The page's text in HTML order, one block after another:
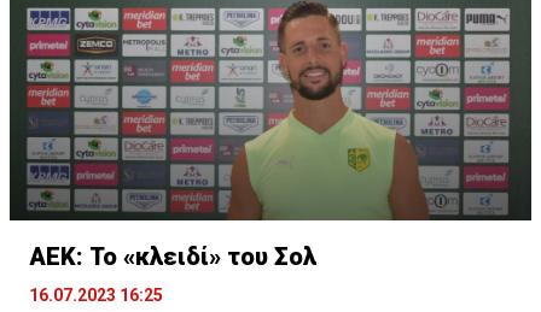
να λύσει το συμβόλαιό του, ώστε να μετακομίσει
ελεύθερα σε οποιαδήποτε νέα ομάδα το τρέχον
καλοκαίρι.
ΑΕΚ: Το «κλειδί» του Σολ
16.07.2023 16:25